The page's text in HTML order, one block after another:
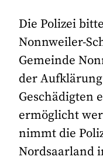
Die Polizei
Nonnweiler-
Gemeinde
der
Geschädigten
ermöglicht
nimmt die
Nordsaarland